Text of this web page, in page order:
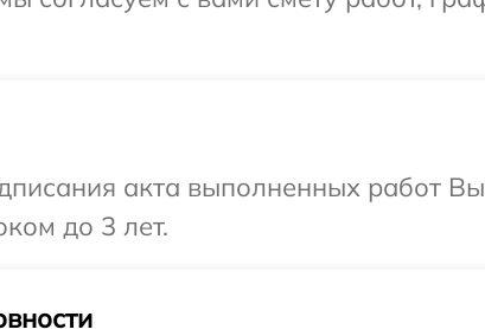
акта выполненных работ
до 3 лет.